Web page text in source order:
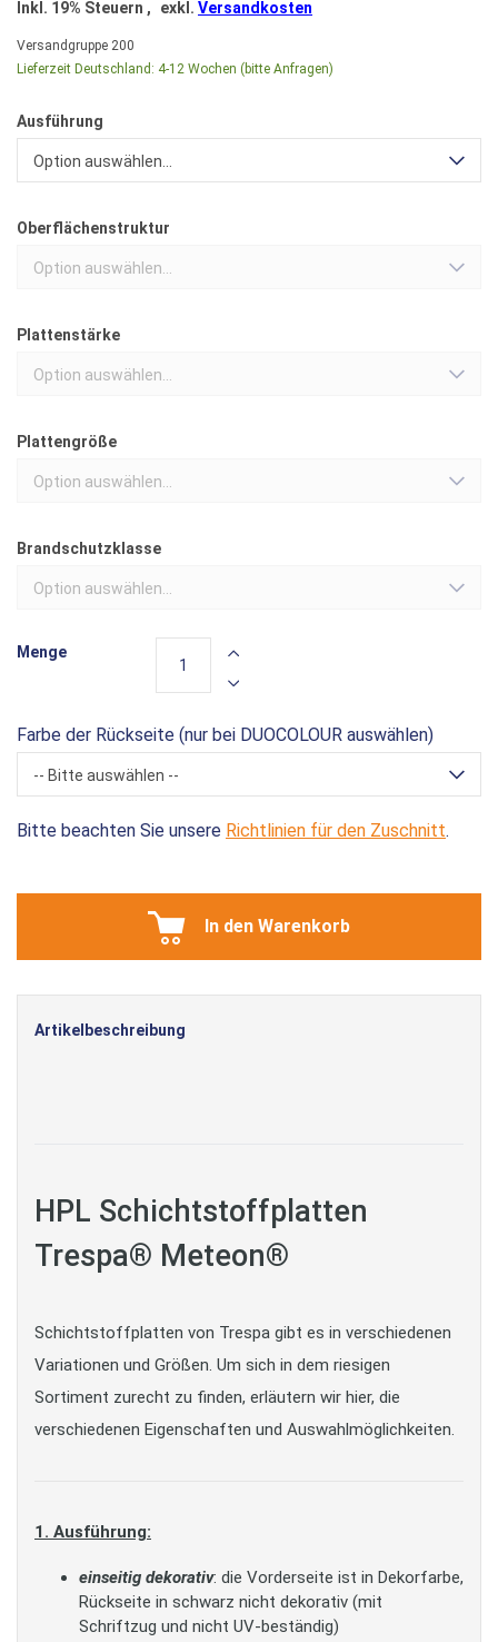
Inkl. 19% Steuern , exkl. Versandkosten
Versandgruppe 200
Lieferzeit Deutschland: 4-12 Wochen (bitte Anfragen)
Ausführung
Option auswählen...
Oberflächenstruktur
Option auswählen...
Plattenstärke
Option auswählen...
Plattengröße
Option auswählen...
Brandschutzklasse
Option auswählen...
Farbe der Rückseite (nur bei DUOCOLOUR auswählen)
-- Bitte auswählen --
Bitte beachten Sie unsere Richtlinien für den Zuschnitt.
Menge
In den Warenkorb
Artikelbeschreibung
HPL Schichtstoffplatten
Trespa® Meteon®
Schichtstoffplatten von Trespa gibt es in verschiedenen
Variationen und Größen. Um sich in dem riesigen
Sortiment zurecht zu finden, erläutern wir hier, die
verschiedenen Eigenschaften und Auswahlmöglichkeiten.
1. Ausführung:
einseitig dekorativ: die Vorderseite ist in Dekorfarbe,
Rückseite in schwarz nicht dekorativ (mit
Schriftzug und nicht UV-beständig)